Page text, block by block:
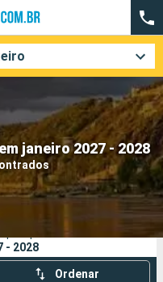
janeiro 2027 - 2028
- 2028
Ordenar